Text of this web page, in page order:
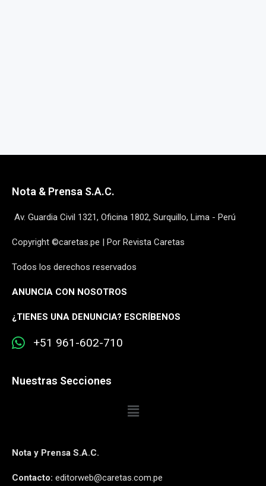
Nota & Prensa S.A.C.
Av. Guardia Civil 1321, Oficina 1802, Surquillo, Lima - Perú
Copyright ©caretas.pe | Por Revista Caretas
Todos los derechos reservados
ANUNCIA CON NOSOTROS
¿TIENES UNA DENUNCIA? ESCRÍBENOS
+51 961-602-710
Nuestras Secciones
Nota y Prensa S.A.C.
Contacto: editorweb@caretas.com.pe